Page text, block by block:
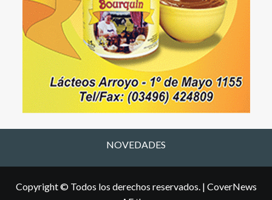
NOVEDADES
Copyright © Todos los derechos reservados. | CoverNews